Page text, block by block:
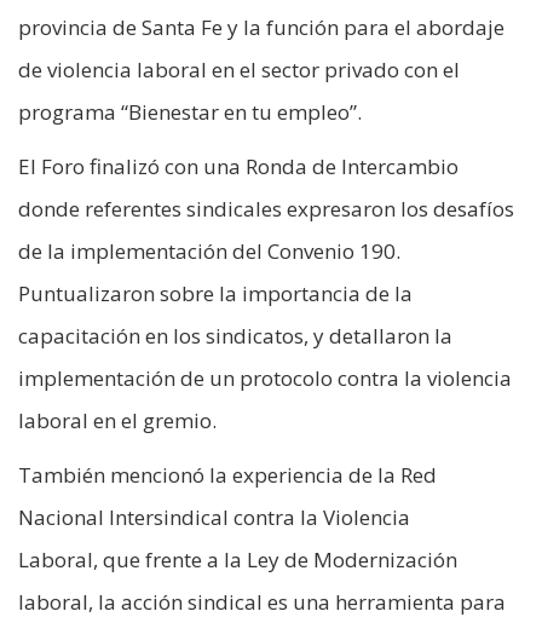
provincia de Santa Fe y la función para el abordaje
de violencia laboral en el sector privado con el
programa “Bienestar en tu empleo”.
El Foro finalizó con una Ronda de Intercambio
donde referentes sindicales expresaron los desafíos
de la implementación del Convenio 190.
Puntualizaron sobre la importancia de la
capacitación en los sindicatos, y detallaron la
implementación de un protocolo contra la violencia
laboral en el gremio.
También mencionó la experiencia de la Red
Nacional Intersindical contra la Violencia
Laboral, que frente a la Ley de Modernización
laboral, la acción sindical es una herramienta para